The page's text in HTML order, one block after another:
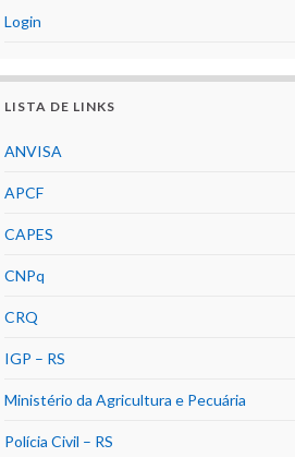
Login
LISTA DE LINKS
ANVISA
APCF
CAPES
CNPq
CRQ
IGP – RS
Ministério da Agricultura e Pecuária
Polícia Civil – RS